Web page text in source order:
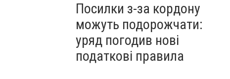
Посилки з-за кордону
можуть подорожчати:
уряд погодив нові
податкові правила